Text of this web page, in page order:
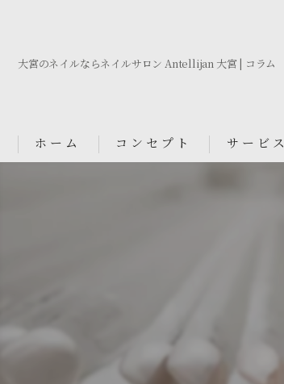
大宮のネイルならネイルサロン Antellijan 大宮 | コラム
ホーム コンセプト サービス